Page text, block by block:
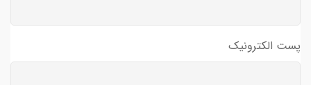
پست الکترونیک